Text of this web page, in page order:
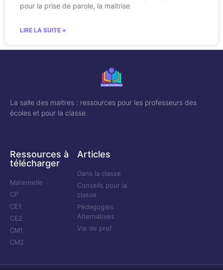
pour la prise de parole, la maitrise
LIRE LA SUITE »
La salle des maitres : ressources pour les professeurs des
écoles et pour la classe.
Ressources à
télécharger
Maternelle
CP
CE1
CE2
CM1
CM2
Articles
Dans la classe
Conseils pour la
classe
Pédagogies
Alternatives
Vie de prof